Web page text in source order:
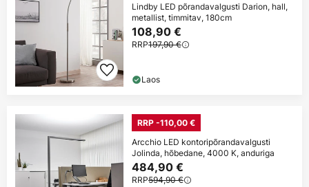
Lindby LED põrandavalgusti Darion, hall,
metallist, timmitav, 180cm
108,90 €
RRP197,90 €
Laos
RRP -110,00 €
Arcchio LED kontoripõrandavalgusti
Jolinda, hõbedane, 4000 K, anduriga
484,90 €
RRP594,90 €